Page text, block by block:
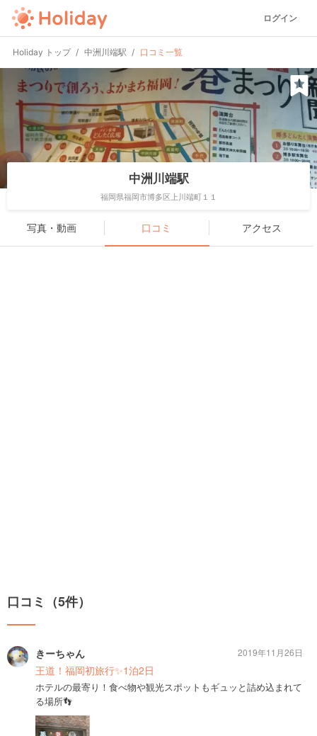
ログイン
Holiday トップ 中洲川端駅 口コミ一覧
中洲川端駅
福岡県福岡市博多区上川端町１１
写真・動画 口コミ アクセス
口コミ（5件）
きーちゃん
王道！福岡初旅行✨1泊2日
ホテルの最寄り！食べ物や観光スポットもギュッと詰め込まれて
る場所👣
2019年11月26日